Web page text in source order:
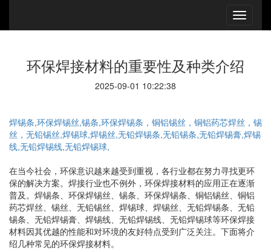
环保焊接材料的重要性及种类介绍
2025-09-01 10:22:38
焊锡条,环保焊锡丝,锡条,环保焊锡条，铜铝锡丝，铜铝药芯焊丝，锡
丝，无铅锡丝,焊锡球,焊锡丝,无铅焊锡条,无铅锡条,无铅焊锡膏,焊锡
线,无铅焊锡线,无铅焊锡球,
在当今社会，环保意识越来越受到重视，各行业都在努力寻找更环
保的解决方案。焊接行业也不例外，环保焊接材料的应用正在逐渐
普及。焊锡条、环保焊锡丝、锡条、环保焊锡条、铜铝锡丝、铜铝
药芯焊丝、锡丝、无铅锡丝、焊锡球、焊锡丝、无铅焊锡条、无铅
锡条、无铅焊锡膏、焊锡线、无铅焊锡线、无铅焊锡球等环保焊接
材料因其优越的性能和对环境的友好特点受到广泛关注。下面将介
绍几种常见的环保焊接材料。